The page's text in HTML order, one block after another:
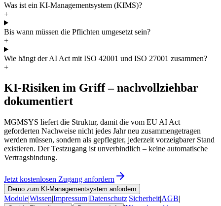
Was ist ein KI-Managementsystem (KIMS)?
+
Bis wann müssen die Pflichten umgesetzt sein?
+
Wie hängt der AI Act mit ISO 42001 und ISO 27001 zusammen?
+
KI-Risiken im Griff – nachvollziehbar
dokumentiert
MGMSYS liefert die Struktur, damit die vom EU AI Act
geforderten Nachweise nicht jedes Jahr neu zusammengetragen
werden müssen, sondern als gepflegter, jederzeit vorzeigbarer Stand
existieren. Der Testzugang ist unverbindlich – keine automatische
Vertragsbindung.
Jetzt kostenlosen Zugang anfordern
Demo zum KI-Managementsystem anfordern
Module|Wissen|Impressum|Datenschutz|Sicherheit|AGB|